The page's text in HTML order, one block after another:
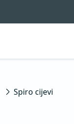
Spiro cijevi